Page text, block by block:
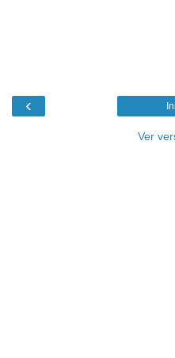
‹
Ver